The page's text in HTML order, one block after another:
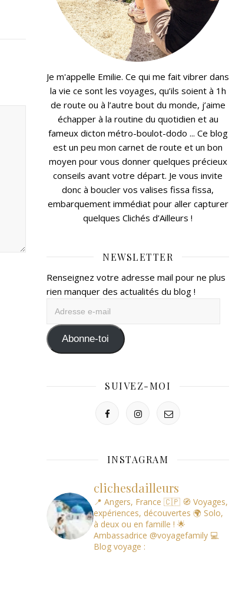
Je m'appelle Emilie. Ce qui me fait vibrer dans
la vie ce sont les voyages, qu’ils soient à 1h
de route ou à l’autre bout du monde, j’aime
échapper à la routine du quotidien et au
fameux dicton métro-boulot-dodo ... Ce blog
est un peu mon carnet de route et un bon
moyen pour vous donner quelques précieux
conseils avant votre départ. Je vous invite
donc à boucler vos valises fissa fissa,
embarquement immédiat pour aller capturer
quelques Clichés d’Ailleurs !
NEWSLETTER
Renseignez votre adresse mail pour ne plus
rien manquer des actualités du blog !
mail Abonne-toi
SUIVEZ-MOI
INSTAGRAM
clichesdailleurs
📍 Angers, France 🇨🇵 🧭 Voyages,
expériences, découvertes 🌍 Solo,
à deux ou en famille ! 🌟
Ambassadrice @voyagefamily 💻
Blog voyage :